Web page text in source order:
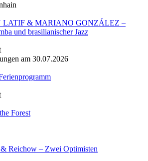
LATIF & MARIANO GONZÁLEZ –
und brasilianischer Jazz
am 30.07.2026
Forest
Reichow – Zwei Optimisten